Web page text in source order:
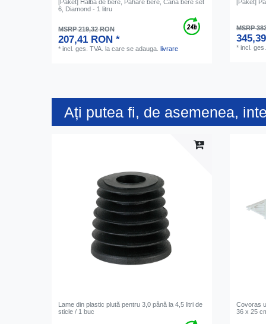
[Paket] Halba de bere, Pahare bere, Cana bere set
6, Diamond - 1 litru
MSRP 219,32 RON
207,41 RON *
*incl. ges. TVA. la care se adauga.livrare
[Paket]
MSRP
*incl.
Ați putea fi, de asemenea,
Lame din plastic plută pentru 3,0 până la 4,5 litri de
sticle / 1 buc
Covoras
36 x 25